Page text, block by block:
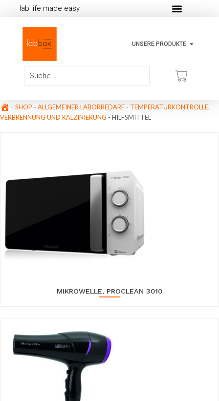
lab life made easy
UNSERE PRODUKTE
- SHOP - ALLGEMEINER LABORBEDARF - TEMPERATURKONTROLLE,
VERBRENNUNG UND KALZINIERUNG - HILFSMITTEL
MIKROWELLE, PROCLEAN 3010